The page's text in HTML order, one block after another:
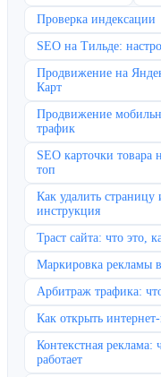
Проверка индексации
SEO на Тильде:
Продвижение на
Карт
Продвижение
трафик
SEO карточки товара
топ
Как удалить
инструкция
Траст сайта: что это,
Маркировка рекламы
Арбитраж трафика:
Как открыть
Контекстная
работает